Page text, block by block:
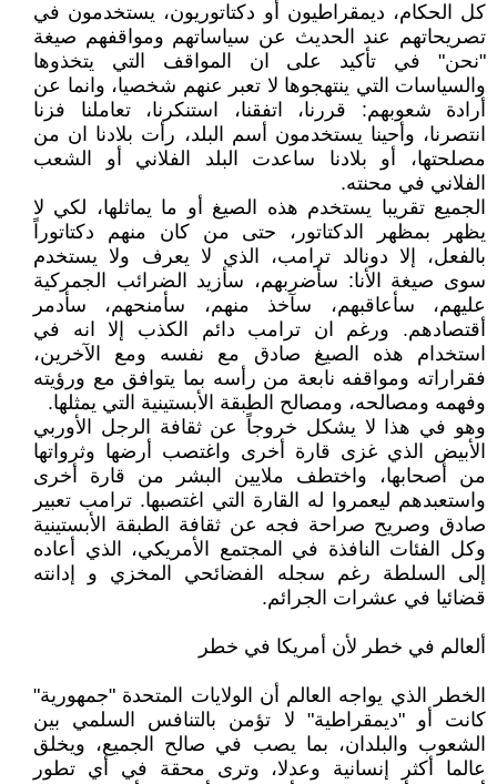
كل الحكام، ديمقراطيون أو دكتاتوريون، يستخدمون في
تصريحاتهم عند الحديث عن سياساتهم ومواقفهم صيغة
"نحن" في تأكيد على ان المواقف التي يتخذوها
والسياسات التي ينتهجوها لا تعبر عنهم شخصيا، وانما عن
أرادة شعوبهم: قررنا، اتفقنا، استنكرنا، تعاملنا فزنا
انتصرنا، وأحينا يستخدمون أسم البلد، رأت بلادنا ان من
مصلحتها، أو بلادنا ساعدت البلد الفلاني أو الشعب
الفلاني في محنته.
الجميع تقريبا يستخدم هذه الصيغ أو ما يماثلها، لكي لا
يظهر بمظهر الدكتاتور، حتى من كان منهم دكتاتوراً
بالفعل، إلا دونالد ترامب، الذي لا يعرف ولا يستخدم
سوى صيغة الأنا: سأضربهم، سأزيد الضرائب الجمركية
عليهم، سأعاقبهم، سآخذ منهم، سأمنحهم، سأدمر
أقتصادهم. ورغم ان ترامب دائم الكذب إلا انه في
استخدام هذه الصيغ صادق مع نفسه ومع الآخرين،
فقراراته ومواقفه نابعة من رأسه بما يتوافق مع ورؤيته
وفهمه ومصالحه، ومصالح الطبقة الأبستينية التي يمثلها.
وهو في هذا لا يشكل خروجاً عن ثقافة الرجل الأوربي
الأبيض الذي غزى قارة أخرى واغتصب أرضها وثرواتها
من أصحابها، واختطف ملايين البشر من قارة أخرى
واستعبدهم ليعمروا له القارة التي اغتصبها. ترامب تعبير
صادق وصريح صراحة فجه عن ثقافة الطبقة الأبستينية
وكل الفئات النافذة في المجتمع الأمريكي، الذي أعاده
إلى السلطة رغم سجله الفضائحي المخزي و إدانته
قضائيا في عشرات الجرائم.
ألعالم في خطر لأن أمريكا في خطر
الخطر الذي يواجه العالم أن الولايات المتحدة "جمهورية"
كانت أو "ديمقراطية" لا تؤمن بالتنافس السلمي بين
الشعوب والبلدان، بما يصب في صالح الجميع، ويخلق
عالما أكثر إنسانية وعدلا، وترى محقة في أي تطور